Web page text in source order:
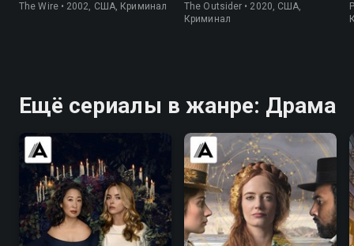
The Wire • 2002, США, Криминал
The Outsider • 2020, США,
Криминал
Ещё сериалы в жанре: Драма